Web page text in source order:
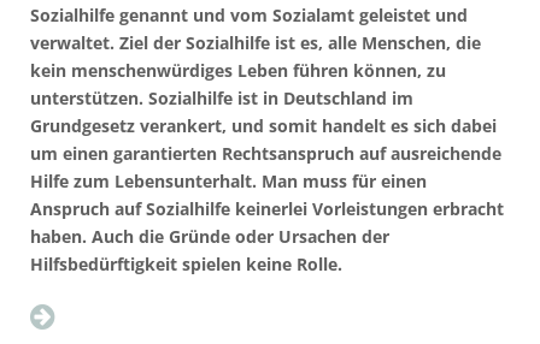
Sozialhilfe genannt und vom Sozialamt geleistet und
verwaltet. Ziel der Sozialhilfe ist es, alle Menschen, die
kein menschenwürdiges Leben führen können, zu
unterstützen. Sozialhilfe ist in Deutschland im
Grundgesetz verankert, und somit handelt es sich dabei
um einen garantierten Rechtsanspruch auf ausreichende
Hilfe zum Lebensunterhalt. Man muss für einen
Anspruch auf Sozialhilfe keinerlei Vorleistungen erbracht
haben. Auch die Gründe oder Ursachen der
Hilfsbedürftigkeit spielen keine Rolle.